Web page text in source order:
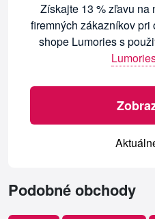
Získajte 13 % zľavu na
firemných zákazníkov
shope Lumories s
Podobné obchody